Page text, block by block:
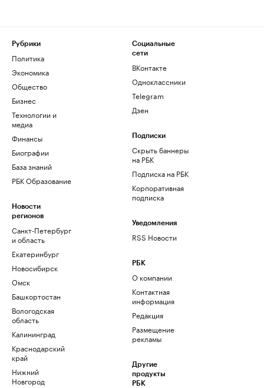
Рубрики
Политика
Экономика
Общество
Бизнес
Технологии и
медиа
Финансы
Биографии
База знаний
РБК Образование
Новости
регионов
Санкт-Петербург
и область
Екатеринбург
Новосибирск
Омск
Башкортостан
Вологодская
область
Калининград
Краснодарский
край
Нижний
Новгород
Социальные
сети
ВКонтакте
Одноклассники
Telegram
Дзен
Подписки
Скрыть баннеры
на РБК
Подписка на РБК
Корпоративная
подписка
Уведомления
RSS Новости
РБК
О компании
Контактная
информация
Редакция
Размещение
рекламы
Другие
продукты
РБК